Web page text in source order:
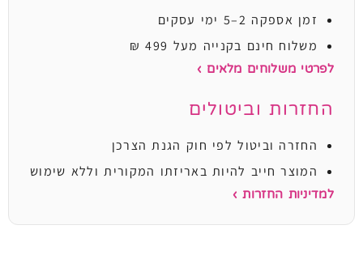
זמן אספקה 2–5 ימי עסקים
משלוח חינם בקנייה מעל 499 ₪
לפרטי משלוחים מלאים ›
החזרות וביטולים
החזרה וביטול לפי חוק הגנת הצרכן
המוצר חייב להיות באריזתו המקורית וללא שימוש
למדיניות החזרות ›